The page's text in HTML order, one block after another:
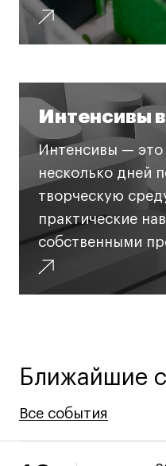
Стоимость обучения
Иностранным
Вопросы и ответы
Карьера
Ассоциация
Центр карьеры
Живые проекты
Конкурсы
Участие в выставках
Летние стажировки
Работы студентов
Участие в выставках
Britanka New
Интенсивы
Интенсивы —
несколько дней
творческую
практические
собственными
Ближайшие
Все события
Все события
Все события